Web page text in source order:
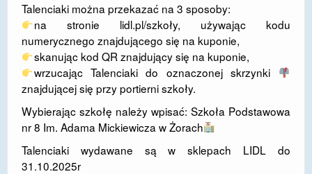
Talenciaki można przekazać na 3 sposoby:
na stronie lidl.pl/szkoły, używając kodu
numerycznego znajdującego się na kuponie,
skanując kod QR znajdujący się na kuponie,
wrzucając Talenciaki do oznaczonej skrzynki
znajdującej się przy portierni szkoły.
Wybierając szkołę należy wpisać: Szkoła Podstawowa
nr 8 Im. Adama Mickiewicza w Żorach
Talenciaki wydawane są w sklepach LIDL do
31.10.2025r